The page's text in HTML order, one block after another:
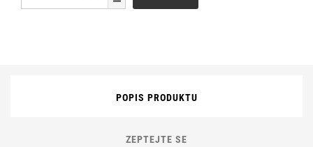
POPIS PRODUKTU
ZEPTEJTE SE